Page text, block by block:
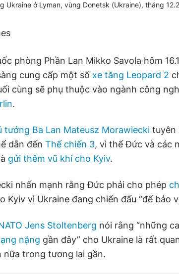
Ukraine ở Lyman, vùng Donetsk (Ukraine), tháng
phòng Phần Lan Mikko Savola hôm
cung cấp một số xe tăng Leopard 2
cùng sẽ phụ thuộc vào ngành công
.
tướng Ba Lan Mateusz Morawiecki tuyên
dẫn đến Thế chiến 3, vì thế Đức và các
gửi thêm vũ khí cho Kyiv.
nhấn mạnh rằng Đức phải cho phép
Kyiv vì Ukraine đang chiến đấu “để bảo
Jens Stoltenberg nói rằng “những
nặng gần đây” cho Ukraine là rất
nữa trong tương lai gần.